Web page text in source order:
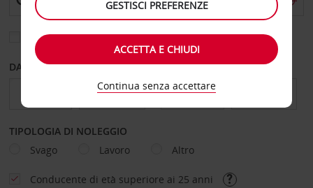
Scegli una località di riconsegna diversa
DAL GIORNO AL GIORNO
TIPOLOGIA DI NOLEGGIO
Svago
Lavoro Altro
Conducente di età superiore ai 25 anni
GESTISCI PREFERENZE
ACCETTA E CHIUDI
Continua senza accettare